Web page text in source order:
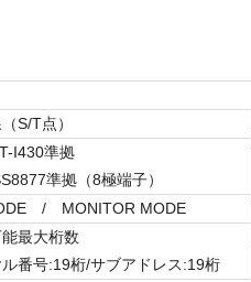
S/T点）
I430準拠
準拠（8極端子）
/ MONITOR MODE
最大桁数
ル番号:19桁/サブアドレス:19桁